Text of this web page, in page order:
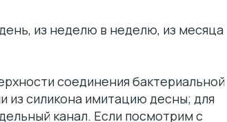
из неделю в неделю, из месяца
соединения бактериальной
из силикона имитацию десны; для
канал. Если посмотрим с